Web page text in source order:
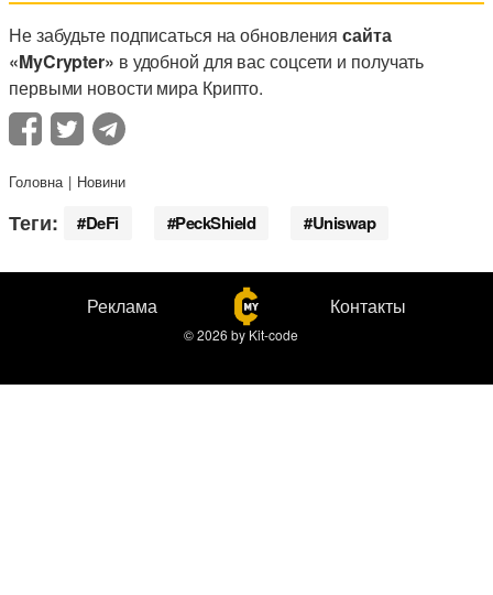
Не забудьте подписаться на обновлениясайта
«MyCrypter» в удобной для вас соцсети и получать
первыми новости мира Крипто.
Головна Новини
Теги: DeFi PeckShield Uniswap
Реклама Контакты
© 2026 by Kit-code